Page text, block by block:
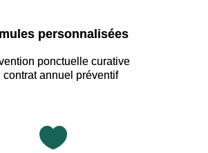
personnalisées
ponctuelle curative
contrat annuel préventif
